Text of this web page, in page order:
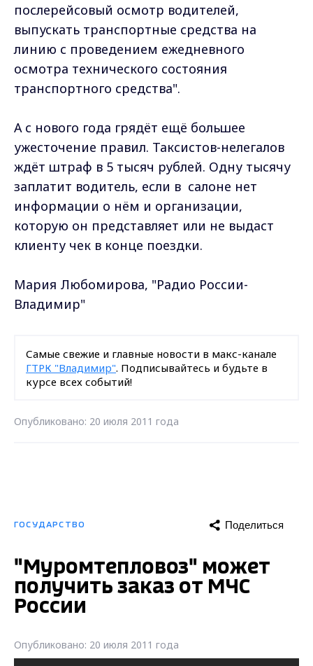
послерейсовый осмотр водителей,
выпускать транспортные средства на
линию с проведением ежедневного
осмотра технического состояния
транспортного средства".
А с нового года грядёт ещё большее
ужесточение правил. Таксистов-нелегалов
ждёт штраф в 5 тысяч рублей. Одну тысячу
заплатит водитель, если в салоне нет
информации о нём и организации,
которую он представляет или не выдаст
клиенту чек в конце поездки.
Мария Любомирова, "Радио России-
Владимир"
Самые свежие и главные новости в макс-канале
ГТРК "Владимир". Подписывайтесь и будьте в
курсе всех событий!
Опубликовано: 20 июля 2011 года
ГОСУДАРСТВО Поделиться
"Муромтепловоз" может
получить заказ от МЧС
России
Опубликовано: 20 июля 2011 года